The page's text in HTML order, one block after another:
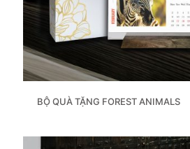
BỘ QUÀ TẶNG FOREST ANIMALS